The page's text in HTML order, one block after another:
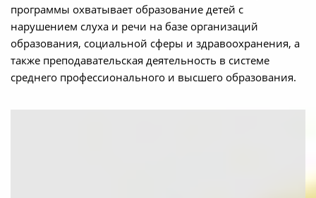
программы охватывает образование детей с
нарушением слуха и речи на базе организаций
образования, социальной сферы и здравоохранения, а
также преподавательская деятельность в системе
среднего профессионального и высшего образования.